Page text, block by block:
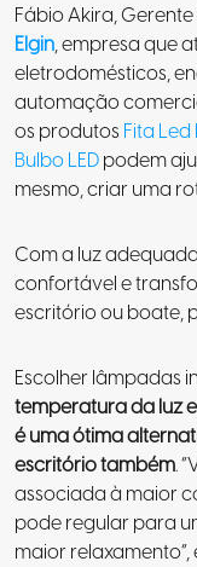
Fábio Akira,
Elgin, empresa que
eletrodomésticos,
automação
os produtos Fita
Bulbo LEDpodem
mesmo, criar uma
Com a luz
confortável e
escritório ou boate,
Escolher lâmpadas
temperatura da luz
é uma ótima
escritório também.
associada à maior
pode regular para
maior